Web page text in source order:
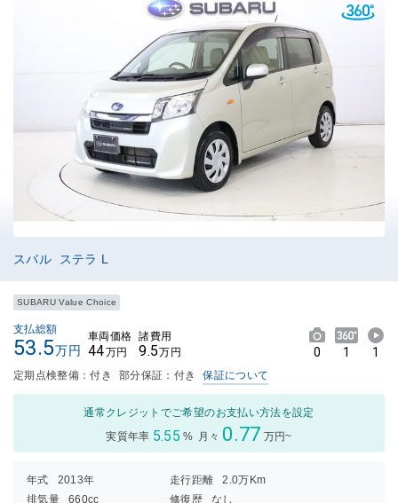
スバル ステラ L
SUBARU Value Choice
支払総額
53.5万円
車両価格
44万円
諸費用
9.5万円 0 1 1
定期点検整備：付き 部分保証：付き 保証について
通常クレジットでご希望のお支払い方法を設定
実質年率 5.55 % 月々 0.77 万円~
年式 2013年 走行距離
2.0万Km
排気量
660cc 修復歴
なし